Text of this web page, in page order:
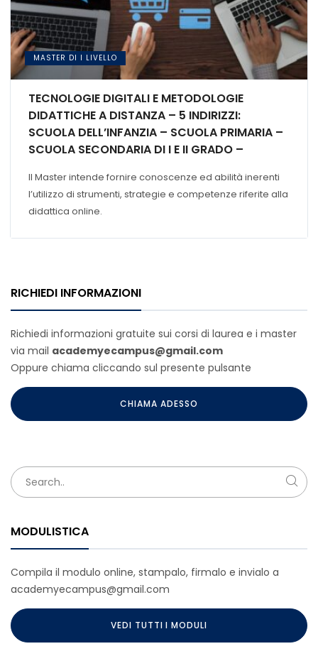
MASTER DI I LIVELLO
TECNOLOGIE DIGITALI E METODOLOGIE
DIDATTICHE A DISTANZA – 5 INDIRIZZI:
SCUOLA DELL’INFANZIA – SCUOLA PRIMARIA –
SCUOLA SECONDARIA DI I E II GRADO –
CONTINUA E NEI
Il Master intende fornire conoscenze ed abilità inerenti
l’utilizzo di strumenti, strategie e competenze riferite alla
didattica online.
RICHIEDI INFORMAZIONI
Richiedi informazioni gratuite sui corsi di laurea e i master
via mail academyecampus@gmail.com
Oppure chiama cliccando sul presente pulsante
CHIAMA ADESSO
MODULISTICA
Compila il modulo online, stampalo, firmalo e invialo a
academyecampus@gmail.com
VEDI TUTTI I MODULI